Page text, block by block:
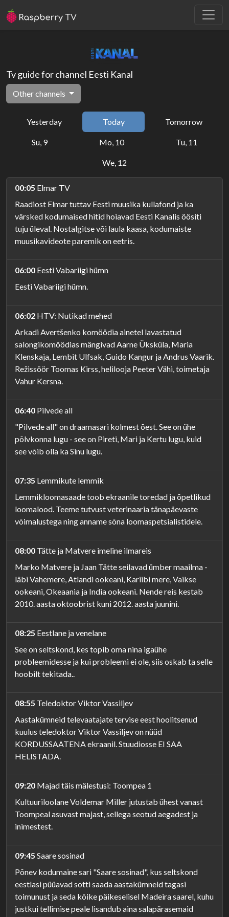
Tv guide for channel Eesti Kanal
Other channels
Yesterday Today Tomorrow
Su, 9 Mo, 10 Tu, 11
We, 12
00:05 Elmar TV
Raadiost Elmar tuttav Eesti muusika kullafond ja ka
värsked kodumaised hitid hoiavad Eesti Kanalis öösiti
tuju üleval. Nostalgitse või laula kaasa, kodumaiste
muusikavideote paremik on eetris.
06:00 Eesti Vabariigi hümn
Eesti Vabariigi hümn.
06:02 HTV: Nutikad mehed
Arkadi Avertšenko komöödia ainetel lavastatud
salongikomöödias mängivad Aarne Üksküla, Maria
Klenskaja, Lembit Ulfsak, Guido Kangur ja Andrus Vaarik.
Režissöör Toomas Kirss, helilooja Peeter Vähi, toimetaja
Vahur Kersna.
06:40 Pilvede all
"Pilvede all" on draamasari kolmest õest. See on ühe
põlvkonna lugu - see on Pireti, Mari ja Kertu lugu, kuid
see võib olla ka Sinu lugu.
07:35 Lemmikute lemmik
Lemmikloomasaade toob ekraanile toredad ja õpetlikud
loomalood. Teeme tutvust veterinaaria tänapäevaste
võimalustega ning anname sõna loomaspetsialistidele.
08:00 Tätte ja Matvere imeline ilmareis
Marko Matvere ja Jaan Tätte seilavad ümber maailma -
läbi Vahemere, Atlandi ookeani, Kariibi mere, Vaikse
ookeani, Okeaania ja India ookeani. Nende reis kestab
2010. aasta oktoobrist kuni 2012. aasta juunini.
08:25 Eestlane ja venelane
See on seltskond, kes topib oma nina igaühe
probleemidesse ja kui probleemi ei ole, siis oskab ta selle
hoobilt tekitada..
08:55 Teledoktor Viktor Vassiljev
Aastakümneid televaatajate tervise eest hoolitsenud
kuulus teledoktor Viktor Vassiljev on nüüd
KORDUSSAATENA ekraanil. Stuudiosse EI SAA
HELISTADA.
09:20 Majad täis mälestusi: Toompea 1
Kultuuriloolane Voldemar Miller jutustab ühest vanast
Toompeal asuvast majast, sellega seotud aegadest ja
inimestest.
09:45 Saare sosinad
Põnev kodumaine sari "Saare sosinad", kus seltskond
eestlasi püüavad sotti saada aastakümneid tagasi
toimunust ja seda kõike päikeselisel Madeira saarel, kuhu
justkui tellimise peale lisandub aina salapärasemaid